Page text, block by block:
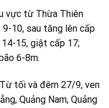
vực từ Thừa Thiên
9-10, sau tăng lên cấp
15, giật cấp 17;
6-8m.
Từ tối và đêm 27/9, ven
Quảng Nam, Quảng